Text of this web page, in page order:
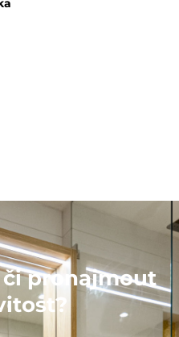
pronajmout